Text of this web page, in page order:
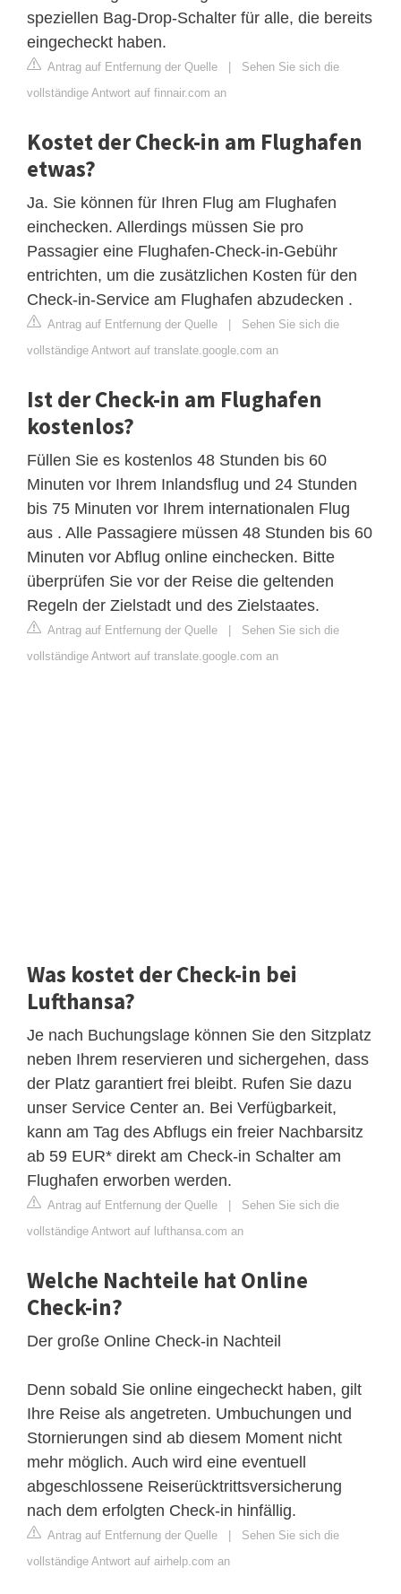
speziellen Bag-Drop-Schalter für alle, die bereits
eingecheckt haben.
Antrag auf Entfernung der Quelle | Sehen Sie sich die
vollständige Antwort auf finnair.com an
Kostet der Check-in am Flughafen
etwas?
Ja. Sie können für Ihren Flug am Flughafen
einchecken. Allerdings müssen Sie pro
Passagier eine Flughafen-Check-in-Gebühr
entrichten, um die zusätzlichen Kosten für den
Check-in-Service am Flughafen abzudecken .
Antrag auf Entfernung der Quelle | Sehen Sie sich die
vollständige Antwort auf translate.google.com an
Ist der Check-in am Flughafen
kostenlos?
Füllen Sie es kostenlos 48 Stunden bis 60
Minuten vor Ihrem Inlandsflug und 24 Stunden
bis 75 Minuten vor Ihrem internationalen Flug
aus . Alle Passagiere müssen 48 Stunden bis 60
Minuten vor Abflug online einchecken. Bitte
überprüfen Sie vor der Reise die geltenden
Regeln der Zielstadt und des Zielstaates.
Antrag auf Entfernung der Quelle | Sehen Sie sich die
vollständige Antwort auf translate.google.com an
Was kostet der Check-in bei
Lufthansa?
Je nach Buchungslage können Sie den Sitzplatz
neben Ihrem reservieren und sichergehen, dass
der Platz garantiert frei bleibt. Rufen Sie dazu
unser Service Center an. Bei Verfügbarkeit,
kann am Tag des Abflugs ein freier Nachbarsitz
ab 59 EUR* direkt am Check-in Schalter am
Flughafen erworben werden.
Antrag auf Entfernung der Quelle | Sehen Sie sich die
vollständige Antwort auf lufthansa.com an
Welche Nachteile hat Online
Check-in?
Der große Online Check-in Nachteil
Denn sobald Sie online eingecheckt haben, gilt
Ihre Reise als angetreten. Umbuchungen und
Stornierungen sind ab diesem Moment nicht
mehr möglich. Auch wird eine eventuell
abgeschlossene Reiserücktrittsversicherung
nach dem erfolgten Check-in hinfällig.
Antrag auf Entfernung der Quelle | Sehen Sie sich die
vollständige Antwort auf airhelp.com an